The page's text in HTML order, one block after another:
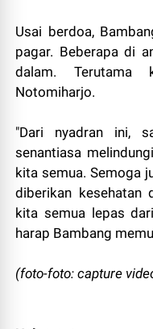
Usai berdoa,
pagar. Beberapa di
dalam. Terutama
Notomiharjo.
"Dari nyadran ini,
senantiasa
kita semua. Semoga
diberikan kesehatan
kita semua lepas
harap Bambang
(foto-foto: capture